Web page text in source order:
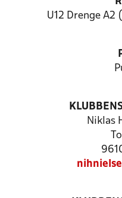
U12 Drenge
Niklas